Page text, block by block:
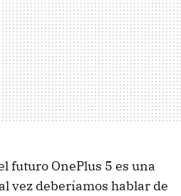
futuro OnePlus 5 es una
vez deberíamos hablar de